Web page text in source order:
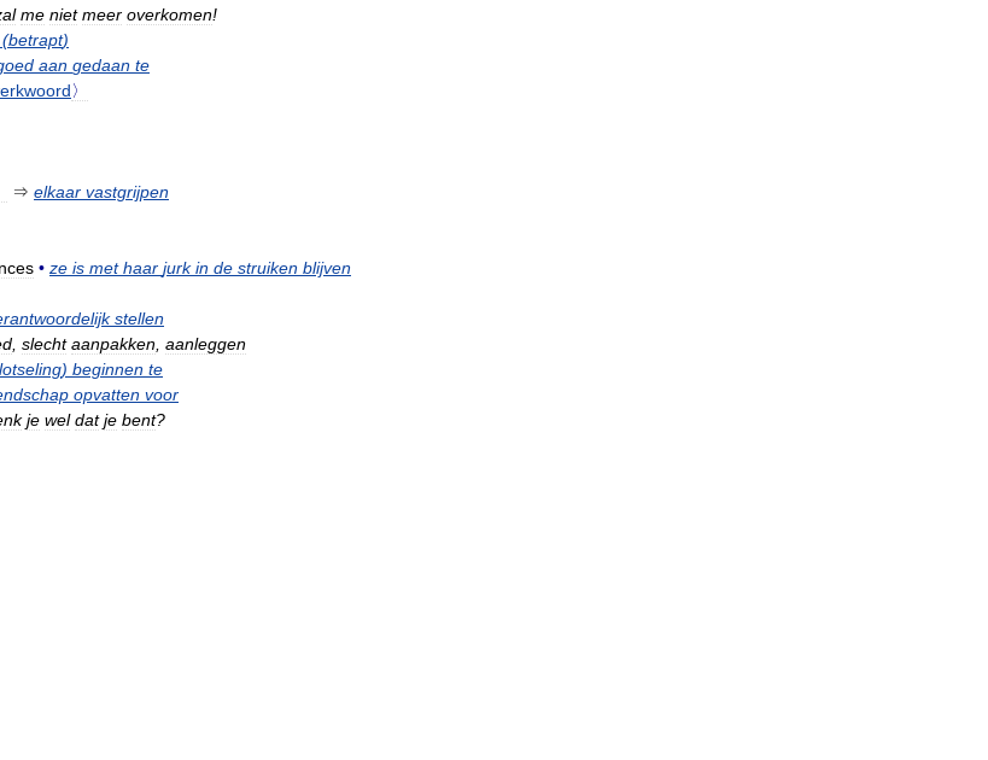
me niet meer overkomen!
(betrapt)
aan gedaan te
〉
⇒ elkaar vastgrijpen
• ze is met haar jurk in de struiken blijven
stellen
slecht aanpakken aanleggen
) beginnen te
opvatten voor
je wel dat je bent?